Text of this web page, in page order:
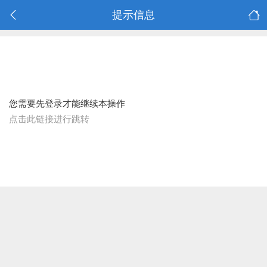
提示信息
您需要先登录才能继续本操作
点击此链接进行跳转